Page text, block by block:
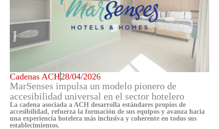
Cadenas ACH28/04/2026
MarSenses impulsa un modelo pionero de
accesibilidad universal en el sector hotelero
La cadena asociada a ACH desarrolla estándares propios de
accesibilidad, refuerza la formación de sus equipos y avanza hacia
una experiencia hotelera más inclusiva y coherente en todos sus
establecimientos.